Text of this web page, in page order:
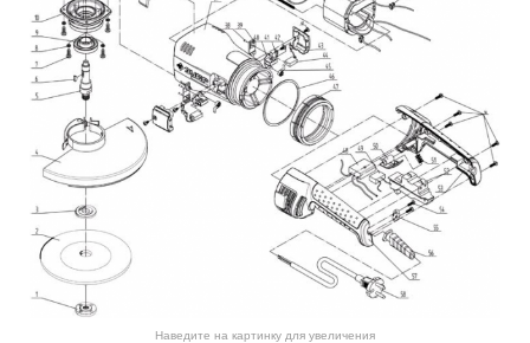
Наведите на картинку для увеличения